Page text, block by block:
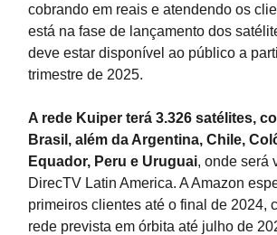
cobrando em reais e atendendo os
está na fase de lançamento dos
deve estar disponível ao público a
trimestre de 2025.
A rede Kuiper terá 3.326 satélites,
Brasil, além da Argentina, Chile,
Equador, Peru e Uruguai, onde será
DirecTV Latin America. A Amazon
primeiros clientes até o final de 2024,
rede prevista em órbita até julho de